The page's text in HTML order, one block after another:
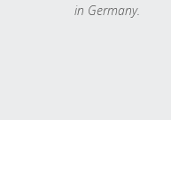
in Germany.